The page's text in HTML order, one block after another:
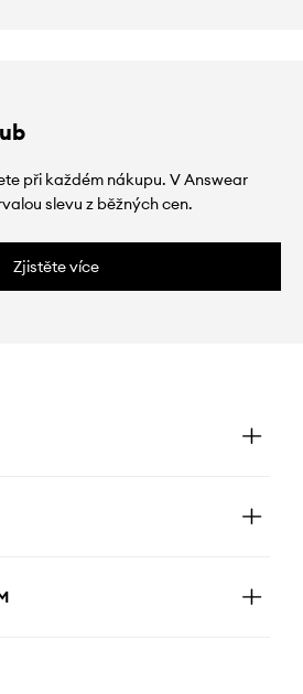
při každém nákupu. V Answear
slevu z běžných cen.
Zjistěte více